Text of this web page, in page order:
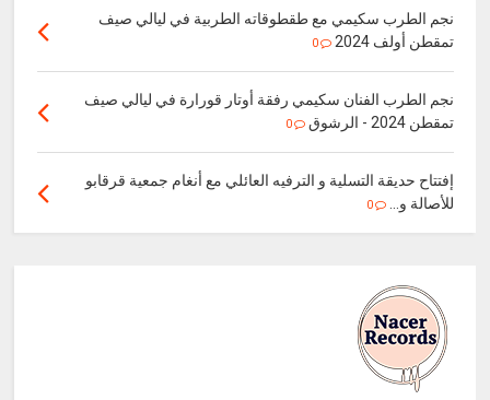
نجم الطرب سكيمي مع طقطوقاته الطربية في ليالي صيف
تمقطن أولف 2024
0
نجم الطرب الفنان سكيمي رفقة أوتار قورارة في ليالي صيف
تمقطن 2024 - الرشوق
0
إفتتاح حديقة التسلية و الترفيه العائلي مع أنغام جمعية قرقابو
للأصالة و...
0